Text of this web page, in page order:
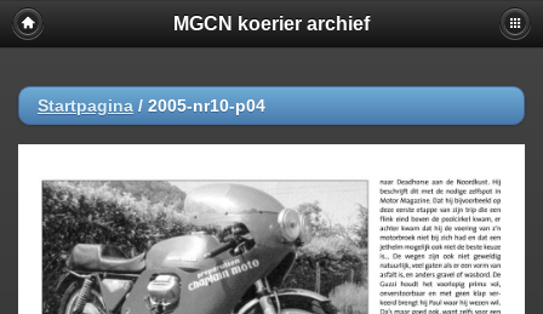
MGCN koerier archief
Startpagina / 2005-nr10-p04